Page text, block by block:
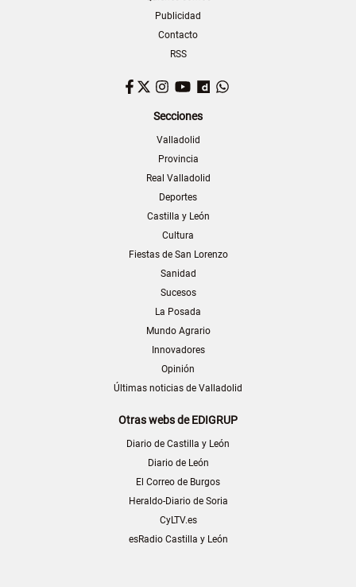
Publicidad
Contacto
RSS
Facebook
TwitterInstagram
YouTubeDailymotion
Secciones
Valladolid
Provincia
Real Valladolid
Deportes
Castilla y León
Cultura
Fiestas de San Lorenzo
Sanidad
Sucesos
La Posada
Mundo Agrario
Innovadores
Opinión
Últimas noticias de Valladolid
Otras webs de EDIGRUP
Diario de Castilla y León
Diario de León
El Correo de Burgos
Heraldo-Diario de Soria
CyLTV.es
esRadio Castilla y León